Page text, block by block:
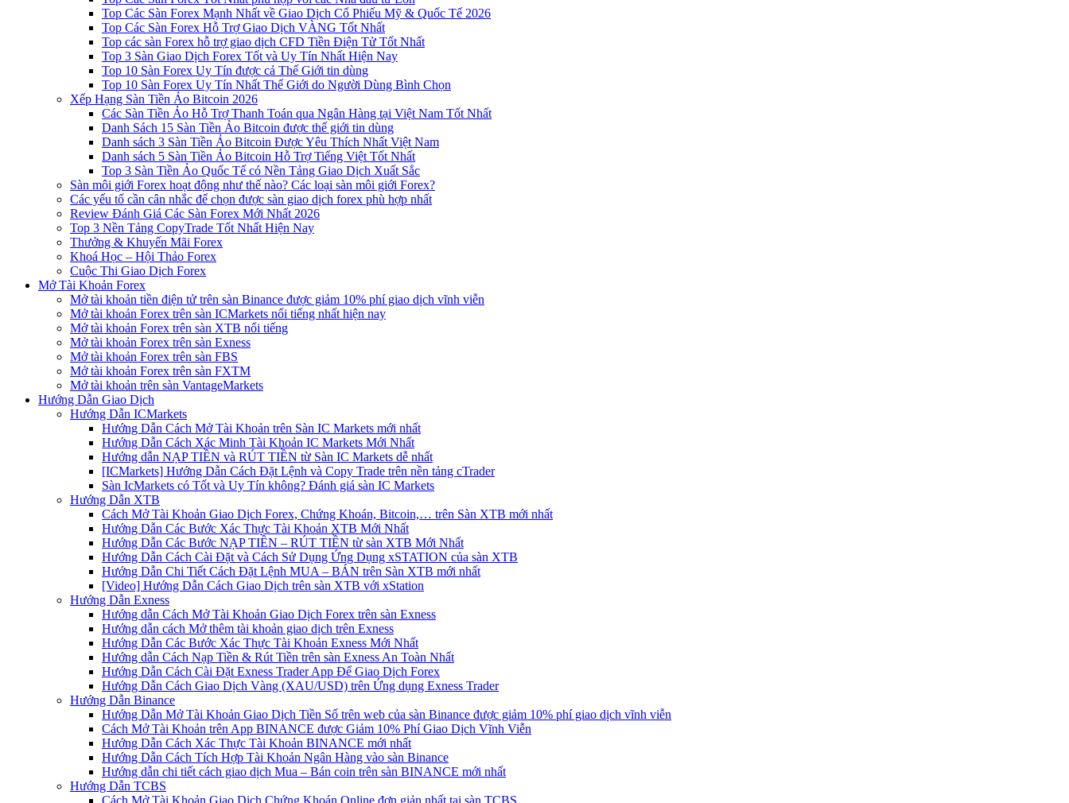
Top Các Sàn Forex Mạnh Nhất về Giao Dịch Cổ Phiếu Mỹ & Quốc Tế 2026
Top Các Sàn Forex Hỗ Trợ Giao Dịch VÀNG Tốt Nhất
Top các sàn Forex hỗ trợ giao dịch CFD Tiền Điện Tử Tốt Nhất
Top 3 Sàn Giao Dịch Forex Tốt và Uy Tín Nhất Hiện Nay
Top 10 Sàn Forex Uy Tín được cả Thế Giới tin dùng
Top 10 Sàn Forex Uy Tín Nhất Thế Giới do Người Dùng Bình Chọn
Xếp Hạng Sàn Tiền Ảo Bitcoin 2026
Các Sàn Tiền Ảo Hỗ Trợ Thanh Toán qua Ngân Hàng tại Việt Nam Tốt Nhất
Danh Sách 15 Sàn Tiền Ảo Bitcoin được thế giới tin dùng
Danh sách 3 Sàn Tiền Ảo Bitcoin Được Yêu Thích Nhất Việt Nam
Danh sách 5 Sàn Tiền Ảo Bitcoin Hỗ Trợ Tiếng Việt Tốt Nhất
Top 3 Sàn Tiền Ảo Quốc Tế có Nền Tảng Giao Dịch Xuất Sắc
Sàn môi giới Forex hoạt động như thế nào? Các loại sàn môi giới Forex?
Các yếu tố cần cân nhắc để chọn được sàn giao dịch forex phù hợp nhất
Review Đánh Giá Các Sàn Forex Mới Nhất 2026
Top 3 Nền Tảng CopyTrade Tốt Nhất Hiện Nay
Thưởng & Khuyến Mãi Forex
Khoá Học – Hội Thảo Forex
Cuộc Thi Giao Dịch Forex
Mở Tài Khoản Forex
Mở tài khoản tiền điện tử trên sàn Binance được giảm 10% phí giao dịch vĩnh viễn
Mở tài khoản Forex trên sàn ICMarkets nổi tiếng nhất hiện nay
Mở tài khoản Forex trên sàn XTB nổi tiếng
Mở tài khoản Forex trên sàn Exness
Mở tài khoản Forex trên sàn FBS
Mở tài khoản Forex trên sàn FXTM
Mở tài khoản trên sàn VantageMarkets
Hướng Dẫn Giao Dịch
Hướng Dẫn ICMarkets
Hướng Dẫn Cách Mở Tài Khoản trên Sàn IC Markets mới nhất
Hướng Dẫn Cách Xác Minh Tài Khoản IC Markets Mới Nhất
Hướng dẫn NẠP TIỀN và RÚT TIỀN từ Sàn IC Markets dễ nhất
[ICMarkets] Hướng Dẫn Cách Đặt Lệnh và Copy Trade trên nền tảng cTrader
Sàn IcMarkets có Tốt và Uy Tín không? Đánh giá sàn IC Markets
Hướng Dẫn XTB
Cách Mở Tài Khoản Giao Dịch Forex, Chứng Khoán, Bitcoin,… trên Sàn XTB mới nhất
Hướng Dẫn Các Bước Xác Thực Tài Khoản XTB Mới Nhất
Hướng Dẫn Các Bước NẠP TIỀN – RÚT TIỀN từ sàn XTB Mới Nhất
Hướng Dẫn Cách Cài Đặt và Cách Sử Dụng Ứng Dụng xSTATION của sàn XTB
Hướng Dẫn Chi Tiết Cách Đặt Lệnh MUA – BÁN trên Sàn XTB mới nhất
[Video] Hướng Dẫn Cách Giao Dịch trên sàn XTB với xStation
Hướng Dẫn Exness
Hướng dẫn Cách Mở Tài Khoản Giao Dịch Forex trên sàn Exness
Hướng dẫn cách Mở thêm tài khoản giao dịch trên Exness
Hướng Dẫn Các Bước Xác Thực Tài Khoản Exness Mới Nhất
Hướng dẫn Cách Nạp Tiền & Rút Tiền trên sàn Exness An Toàn Nhất
Hướng Dẫn Cách Cài Đặt Exness Trader App Để Giao Dịch Forex
Hướng Dẫn Cách Giao Dịch Vàng (XAU/USD) trên Ứng dụng Exness Trader
Hướng Dẫn Binance
Hướng Dẫn Mở Tài Khoản Giao Dịch Tiền Số trên web của sàn Binance được giảm 10% phí giao dịch vĩnh viễn
Cách Mở Tài Khoản trên App BINANCE được Giảm 10% Phí Giao Dịch Vĩnh Viễn
Hướng Dẫn Cách Xác Thực Tài Khoản BINANCE mới nhất
Hướng Dẫn Cách Tích Hợp Tài Khoản Ngân Hàng vào sàn Binance
Hướng dẫn chi tiết cách giao dịch Mua – Bán coin trên sàn BINANCE mới nhất
Hướng Dẫn TCBS
Cách Mở Tài Khoản Giao Dịch Chứng Khoán Online đơn giản nhất tại sàn TCBS